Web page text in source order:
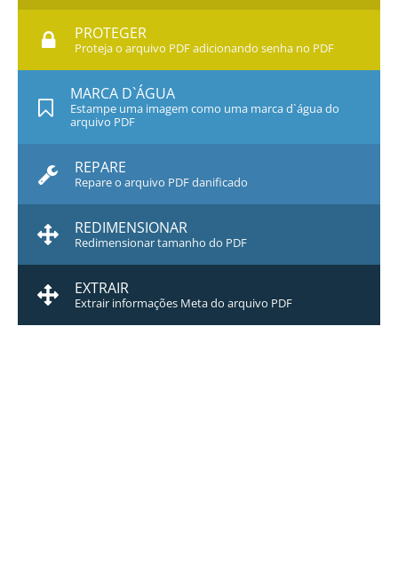
PROTEGER
Proteja o arquivo PDF adicionando senha no PDF
MARCA D`ÁGUA
Estampe uma imagem como uma marca d`água do
arquivo PDF
REPARE
Repare o arquivo PDF danificado
REDIMENSIONAR
Redimensionar tamanho do PDF
EXTRAIR
Extrair informações Meta do arquivo PDF